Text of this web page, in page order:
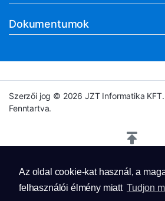
Az oldal cookie-kat használ, a
felhasználói élmény miatt Tudjon
Dokumentumok
Szerzői jog © 2026 JZT Informatika
Fenntartva.